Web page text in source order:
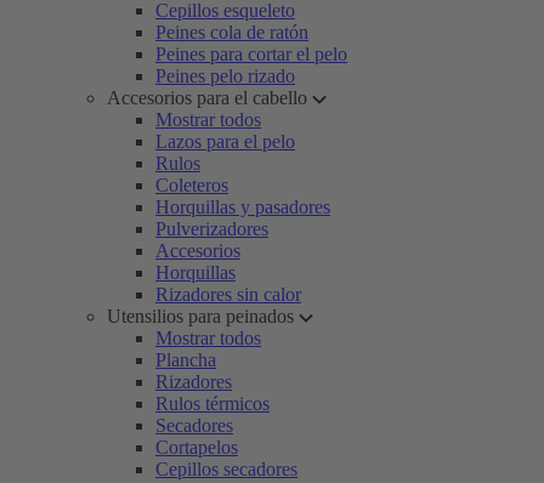
Cepillos esqueleto
Peines cola de ratón
Peines para cortar el pelo
Peines pelo rizado
Accesorios para el cabello
Mostrar todos
Lazos para el pelo
Rulos
Coleteros
Horquillas y pasadores
Pulverizadores
Accesorios
Horquillas
Rizadores sin calor
Utensilios para peinados
Mostrar todos
Plancha
Rizadores
Rulos térmicos
Secadores
Cortapelos
Cepillos secadores